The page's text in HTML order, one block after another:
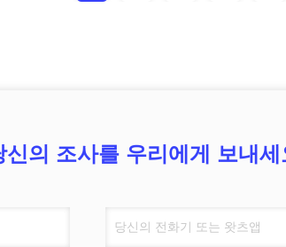
신의 조사를 우리에게 보내세